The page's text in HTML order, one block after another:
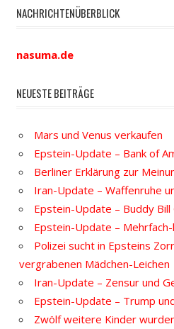
NACHRICHTENÜBERBLICK
nasuma.de
NEUESTE BEITRÄGE
Mars und Venus verkaufen
Epstein-Update – Bank of
Berliner Erklärung zur
Iran-Update – Waffenruhe
Epstein-Update – Buddy Bill
Epstein-Update – Mehrfach-
Polizei sucht in Epsteins
vergrabenen Mädchen-Leichen
Iran-Update – Zensur und
Epstein-Update – Trump
Zwölf weitere Kinder